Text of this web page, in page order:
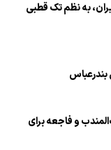
به نظم تک قطبی
بندرعباس
و فاجعه برای